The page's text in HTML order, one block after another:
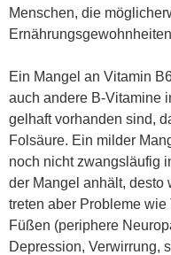
Menschen, die
Ein Mangel an Vitamin
auch andere B-Vitamine
gelhaft vorhanden sind,
Folsäure. Ein milder
noch nicht zwangsläufig
der Mangel anhält, desto
treten aber Probleme
Füßen (periphere
Depression, Verwirrung,